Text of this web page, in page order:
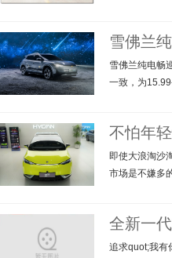
雪佛兰
雪佛兰纯电畅
一致，为
不怕年
即使大浪淘沙
市场是不嫌多
全新一
追求quot;我有